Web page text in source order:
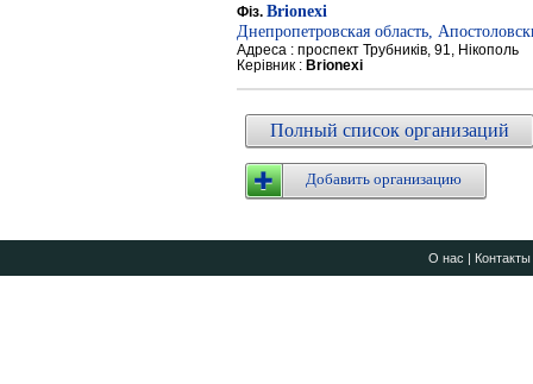
Фіз. Brionexi
Днепропетровская область,
Адреса : проспект Трубників, 91, Нікополь
Керівник : Brionexi
Полный список организаций
Добавить организацию
О нас | Контакты